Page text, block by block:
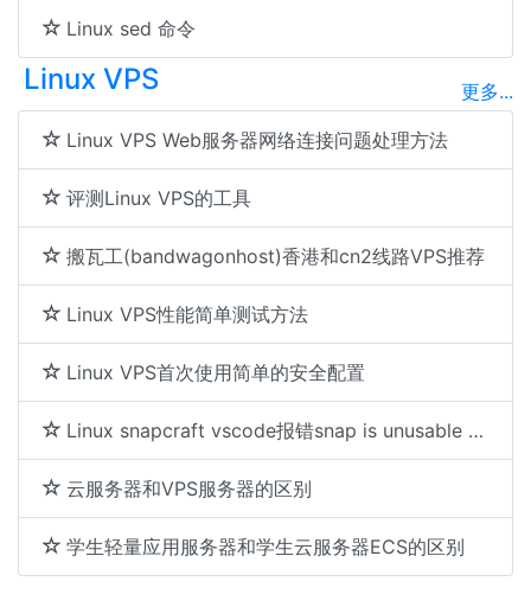
Linux sed 命令
Linux VPS 更多...
Linux VPS Web服务器网络连接问题处理方法
评测Linux VPS的工具
搬瓦工(bandwagonhost)香港和cn2线路VPS推荐
Linux VPS性能简单测试方法
Linux VPS首次使用简单的安全配置
Linux snapcraft vscode报错snap is unusable due to missing files解决方法
云服务器和VPS服务器的区别
学生轻量应用服务器和学生云服务器ECS的区别